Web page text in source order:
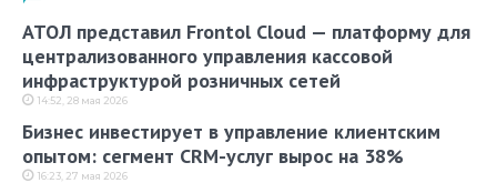
АТОЛ представил Frontol Cloud — платформу для
централизованного управления кассовой
инфраструктурой розничных сетей
14:52, 28 мая 2026
Бизнес инвестирует в управление клиентским
опытом: сегмент CRM-услуг вырос на 38%
16:23, 27 мая 2026